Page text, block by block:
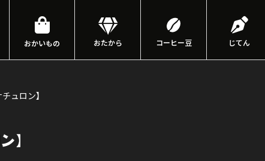
おかいもの おたから コーヒー豆 じてん
ュロン】
】